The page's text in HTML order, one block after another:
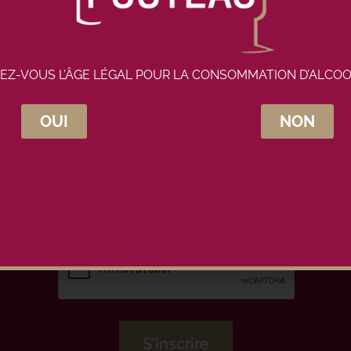
vous à la newsletter Maison
VOUS L’ÂGE LÉGAL POUR LA CONSOMMATION
OUI NON